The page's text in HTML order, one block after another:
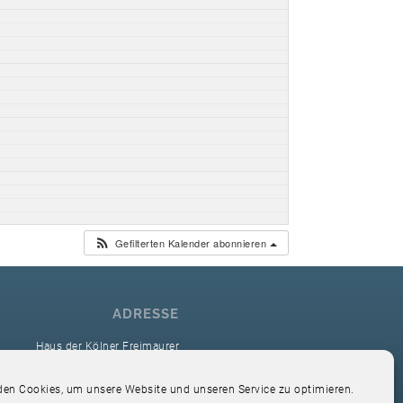
Cookies, um unsere Website und unseren Service zu optimieren.
Gefilterten Kalender abonnieren
ADRESSE
Haus der Kölner Freimaurer
Hardefuststr. 9